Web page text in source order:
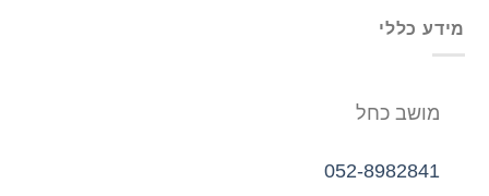
מידע כללי
מושב כחל
052-8982841